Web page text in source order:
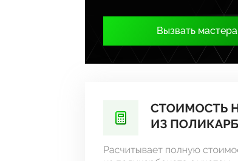
Вызвать мастера